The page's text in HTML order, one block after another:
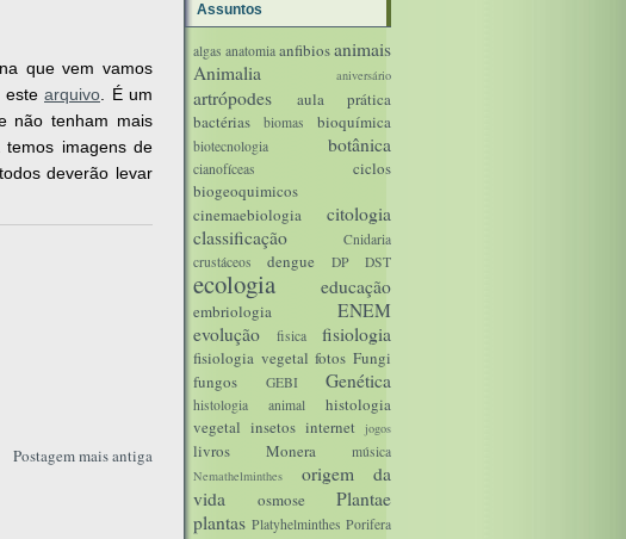
que vem vamos
este arquivo . É um
não tenham mais
imagens de
deverão levar
Postagem mais antiga
Assuntos
algas anatomia anfibiosanimais
Animalia
aniversário
artrópodes
aula prática
bactérias
biomas bioquímica
biotecnologia botânica
cianofíceas
ciclos
biogeoquimicos
cinemaebiologia
citologia
classificação
Cnidaria
crustáceos
dengue DP DST
ecologia educação
embriologia
ENEM
evolução
fisica fisiologia
fisiologia vegetal fotos Fungi
fungos
GEBI Genética
histologia animal
histologia
vegetal insetos internet jogos
livros Monera música
Nemathelminthes
origem da
vida
osmose
Plantae
plantas Platyhelminthes Porifera